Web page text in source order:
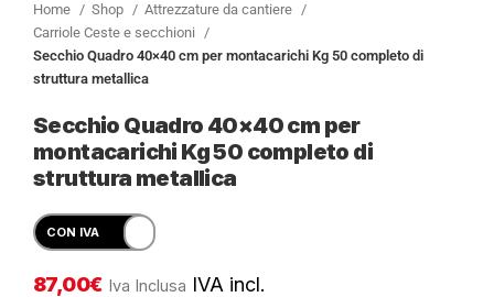
Home Shop
Attrezzature da cantiere
Carriole Ceste e secchioni
Secchio Quadro 40×40 cm per montacarichi Kg 50 completo di
struttura metallica
Secchio Quadro 40×40 cm per
montacarichi Kg 50 completo di
struttura metallica
87,00€ Iva Inclusa IVA incl.